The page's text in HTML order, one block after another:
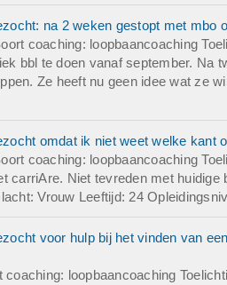
na 2 weken gestopt met mbo
coaching: loopbaancoaching
bbl te doen vanaf september. Na
Ze heeft nu geen idee wat ze
omdat ik niet weet welke kant
coaching: loopbaancoaching
carriAre. Niet tevreden met
Vrouw Leeftijd: 24
voor hulp bij het vinden van
coaching: loopbaancoaching